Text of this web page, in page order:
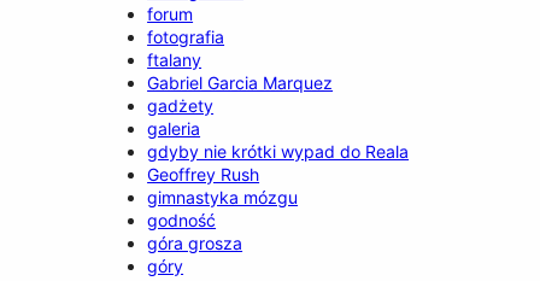
forum
fotografia
ftalany
Gabriel Garcia Marquez
gadżety
galeria
gdyby nie krótki wypad do Reala
Geoffrey Rush
gimnastyka mózgu
godność
góra grosza
góry